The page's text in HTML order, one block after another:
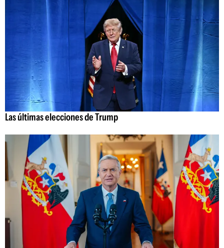
Las últimas elecciones de Trump